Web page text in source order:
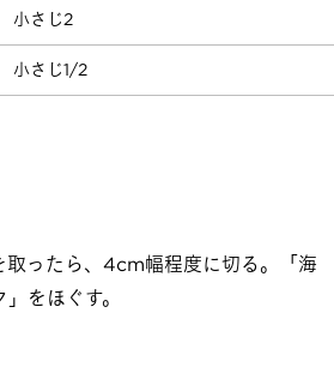
小さじ2
小さじ1/2
取ったら、4cm幅程度に切る。「海
をほぐす。